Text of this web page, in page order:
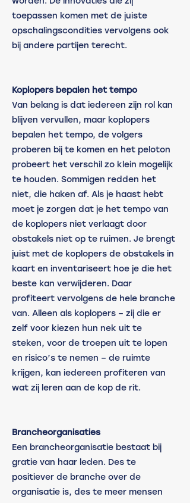
toepassen komen met de juiste
opschalingscondities vervolgens ook
bij andere partijen terecht.
Koplopers bepalen het tempo
Van belang is dat iedereen zijn rol kan
blijven vervullen, maar koplopers
bepalen het tempo, de volgers
proberen bij te komen en het peloton
probeert het verschil zo klein mogelijk
te houden. Sommigen redden het
niet, die haken af. Als je haast hebt
moet je zorgen dat je het tempo van
de koplopers niet verlaagt door
obstakels niet op te ruimen. Je brengt
juist met de koplopers de obstakels in
kaart en inventariseert hoe je die het
beste kan verwijderen. Daar
profiteert vervolgens de hele branche
van. Alleen als koplopers – zij die er
zelf voor kiezen hun nek uit te
steken, voor de troepen uit te lopen
en risico’s te nemen – de ruimte
krijgen, kan iedereen profiteren van
wat zij leren aan de kop de rit.
Brancheorganisaties
Een brancheorganisatie bestaat bij
gratie van haar leden. Des te
positiever de branche over de
organisatie is, des te meer mensen